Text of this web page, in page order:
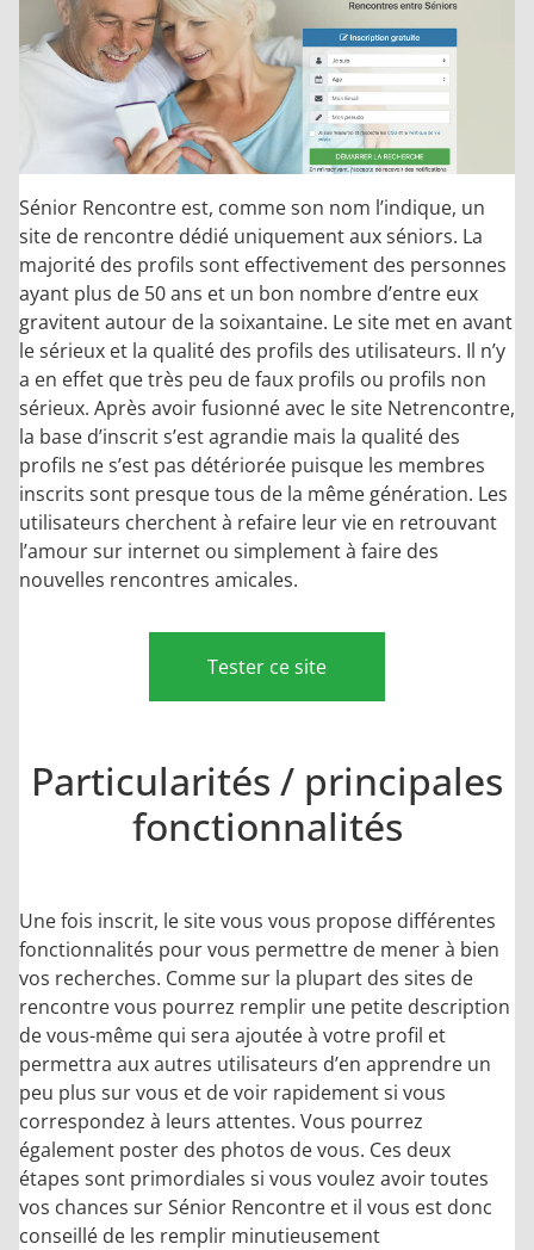
Sénior Rencontre est, comme son nom l’indique, un
site de rencontre dédié uniquement aux séniors. La
majorité des profils sont effectivement des personnes
ayant plus de 50 ans et un bon nombre d’entre eux
gravitent autour de la soixantaine. Le site met en avant
le sérieux et la qualité des profils des utilisateurs. Il n’y
a en effet que très peu de faux profils ou profils non
sérieux. Après avoir fusionné avec le site Netrencontre,
la base d’inscrit s’est agrandie mais la qualité des
profils ne s’est pas détériorée puisque les membres
inscrits sont presque tous de la même génération. Les
utilisateurs cherchent à refaire leur vie en retrouvant
l’amour sur internet ou simplement à faire des
nouvelles rencontres amicales.
Tester ce site
Particularités / principales
fonctionnalités
Une fois inscrit, le site vous vous propose différentes
fonctionnalités pour vous permettre de mener à bien
vos recherches. Comme sur la plupart des sites de
rencontre vous pourrez remplir une petite description
de vous-même qui sera ajoutée à votre profil et
permettra aux autres utilisateurs d’en apprendre un
peu plus sur vous et de voir rapidement si vous
correspondez à leurs attentes. Vous pourrez
également poster des photos de vous. Ces deux
étapes sont primordiales si vous voulez avoir toutes
vos chances sur Sénior Rencontre et il vous est donc
conseillé de les remplir minutieusement